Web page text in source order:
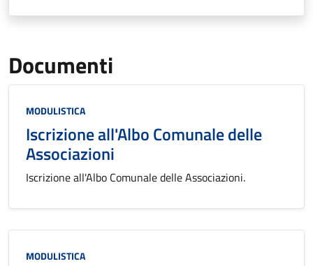
Documenti
Categoria:
MODULISTICA
Iscrizione all'Albo Comunale delle
Associazioni
Iscrizione all'Albo Comunale delle Associazioni.
Categoria:
MODULISTICA